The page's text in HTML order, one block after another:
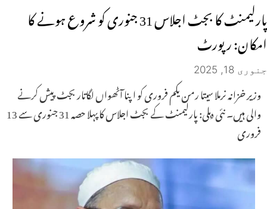
پارلیمنٹ کا بجٹ اجلاس 31 جنوری کو شروع ہونے کا
امکان: رپورٹ
جنوری 18, 2025
وزیر خزانہ نرملا سیتا رمن یکم فروری کو اپنا آٹھواں لگاتار بجٹ پیش کرنے
والی ہیں۔ نئی دہلی: پارلیمنٹ کے بجٹ اجلاس کا پہلا حصہ 31 جنوری سے 13
فروری